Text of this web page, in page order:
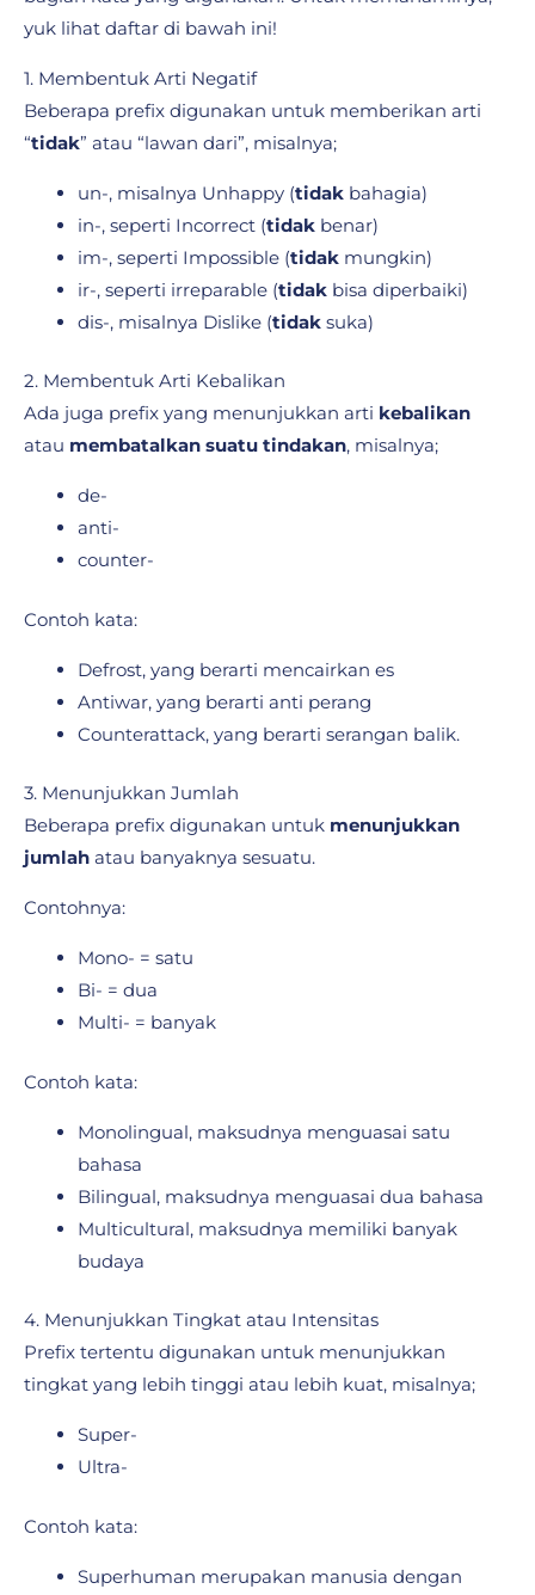
yuk lihat daftar di bawah ini!
1. Membentuk Arti Negatif
Beberapa prefix digunakan untuk memberikan arti
“tidak” atau “lawan dari”, misalnya;
un-, misalnya Unhappy (tidak bahagia)
in-, seperti Incorrect (tidak benar)
im-, seperti Impossible (tidak mungkin)
ir-, seperti irreparable (tidak bisa diperbaiki)
dis-, misalnya Dislike (tidak suka)
2. Membentuk Arti Kebalikan
Ada juga prefix yang menunjukkan arti kebalikan
atau membatalkan suatu tindakan, misalnya;
de-
anti-
counter-
Contoh kata:
Defrost, yang berarti mencairkan es
Antiwar, yang berarti anti perang
Counterattack, yang berarti serangan balik.
3. Menunjukkan Jumlah
Beberapa prefix digunakan untuk menunjukkan
jumlah atau banyaknya sesuatu.
Contohnya:
Mono- = satu
Bi- = dua
Multi- = banyak
Contoh kata:
Monolingual, maksudnya menguasai satu
bahasa
Bilingual, maksudnya menguasai dua bahasa
Multicultural, maksudnya memiliki banyak
budaya
4. Menunjukkan Tingkat atau Intensitas
Prefix tertentu digunakan untuk menunjukkan
tingkat yang lebih tinggi atau lebih kuat, misalnya;
Super-
Ultra-
Contoh kata:
Superhuman merupakan manusia dengan